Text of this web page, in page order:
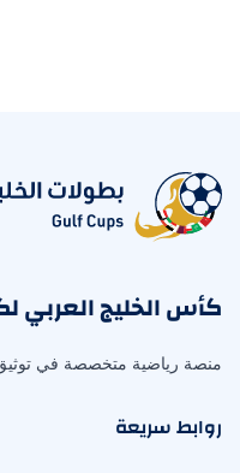
كأس الخليج العربي
منصة رياضية متخصصة في توثيق
روابط سريعة